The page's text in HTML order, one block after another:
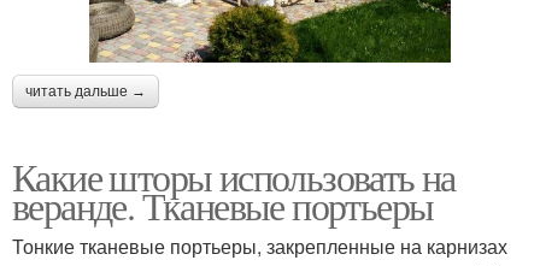
читать дальше →
Какие шторы использовать на
веранде. Тканевые портьеры
Тонкие тканевые портьеры, закрепленные на карнизах